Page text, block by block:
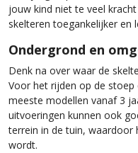
jouw kind niet te veel
skelteren toegankelijker en
Ondergrond en
Denk na over waar de
Voor het rijden op de
meeste modellen vanaf 3
uitvoeringen kunnen ook
terrein in de tuin, waardoor
wordt.